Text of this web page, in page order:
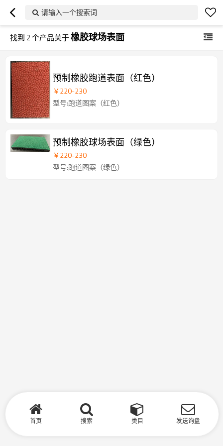
请输入一个搜索词
找到 2个产品关于橡胶球场表面
预制橡胶跑道表面（红色）
￥220-230
型号:跑道图案（红色）
预制橡胶球场表面（绿色）
￥220-230
型号:跑道图案（绿色）
首页 搜索 类目 发送询盘